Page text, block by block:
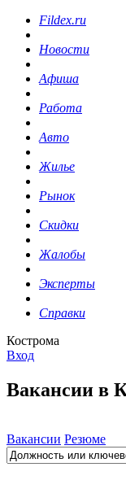
Fildex.ru
Новости
Афиша
Работа
Авто
Жилье
Рынок
Скидки
Жалобы
Эксперты
Справки
Кострома
Вход
Вакансии в
Вакансии Резюме